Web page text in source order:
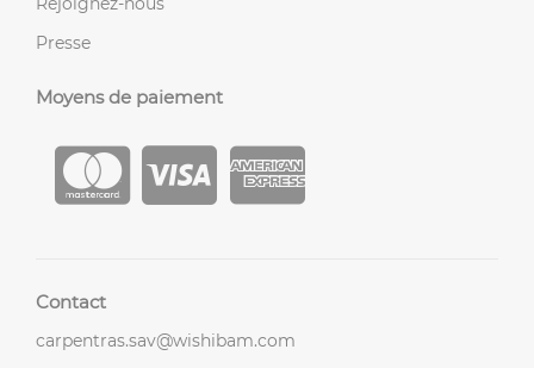
Presse
Moyens de paiement
Contact
carpentras.sav@wishibam.com